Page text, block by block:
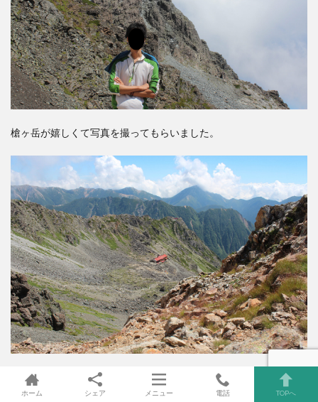
槍ヶ岳が嬉しくて写真を撮ってもらいました。
足元に見えるのは殺生ヒュッテです。まだテントはほとんど張ら
れいませんでした。
ホーム シェア メニュー 電話 TOPへ